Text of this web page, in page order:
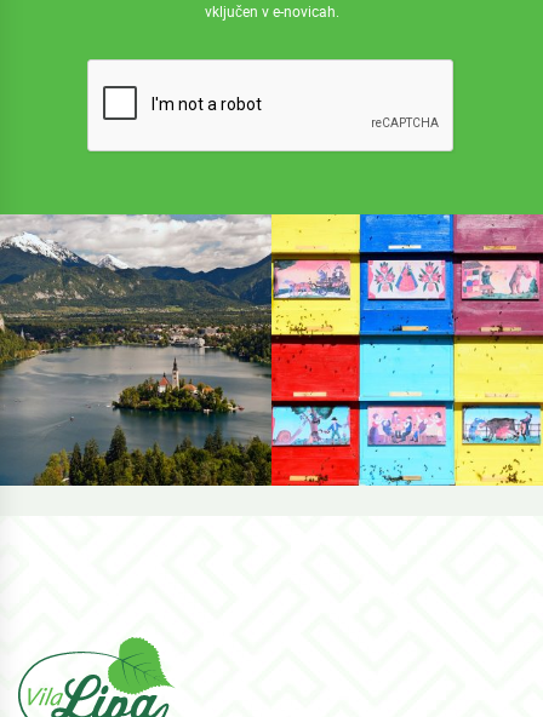
vključen v e-novicah.